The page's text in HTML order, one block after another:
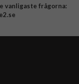
vanligaste frågorna: